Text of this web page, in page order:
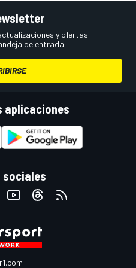
y ofertas
de entrada.
aplicaciones
sociales